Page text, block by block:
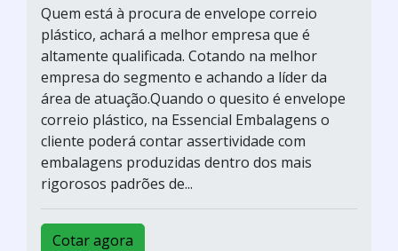
Quem está à procura de envelope correio
plástico, achará a melhor empresa que é
altamente qualificada. Cotando na melhor
empresa do segmento e achando a líder da
área de atuação.Quando o quesito é envelope
correio plástico, na Essencial Embalagens o
cliente poderá contar assertividade com
embalagens produzidas dentro dos mais
rigorosos padrões de...
Cotar agora